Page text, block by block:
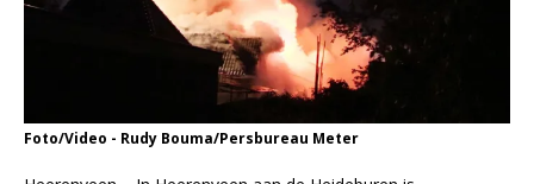
Foto/Video - Rudy Bouma/Persbureau Meter